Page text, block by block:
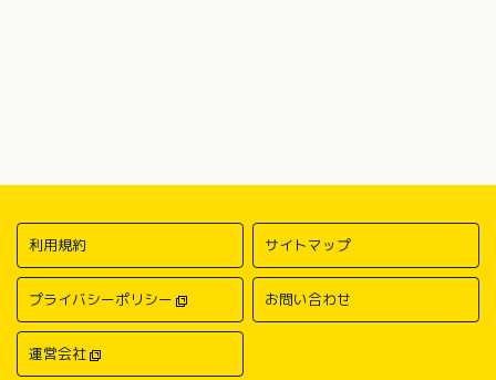
利用規約 サイトマップ
プライバシーポリシー お問い合わせ
運営会社